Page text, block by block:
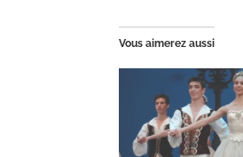
Vous aimerez aussi